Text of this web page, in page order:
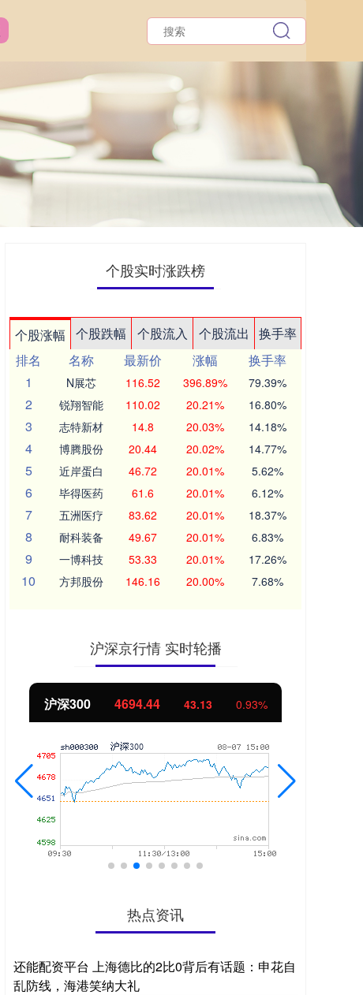
个股实时涨跌榜
个股涨幅 个股跌幅 个股流入 个股流出
换手率
排名
名称 最新价 涨幅
换手率
1
N展芯 116.52 396.89% 79.39%
2 锐翔智能 110.02 20.21% 16.80%
3 志特新材 14.8 20.03% 14.18%
4 博腾股份 20.44 20.02% 14.77%
5 近岸蛋白 46.72 20.01% 5.62%
6 毕得医药 61.6 20.01% 6.12%
7 五洲医疗 83.62 20.01% 18.37%
8 耐科装备 49.67 20.01% 6.83%
9 一博科技 53.33 20.01% 17.26%
10 方邦股份 146.16 20.00% 7.68%
沪深京行情 实时轮播
北证50 1134.24 11.37 1.01%
热点资讯
还能配资平台 上海德比的2比0背后有话题：申花自
乱防线，海港笑纳大礼